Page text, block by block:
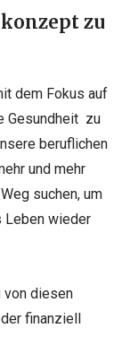
zu
dem Fokus auf
Gesundheit zu
beruflichen
und mehr
suchen, um
Leben wieder
von diesen
finanziell